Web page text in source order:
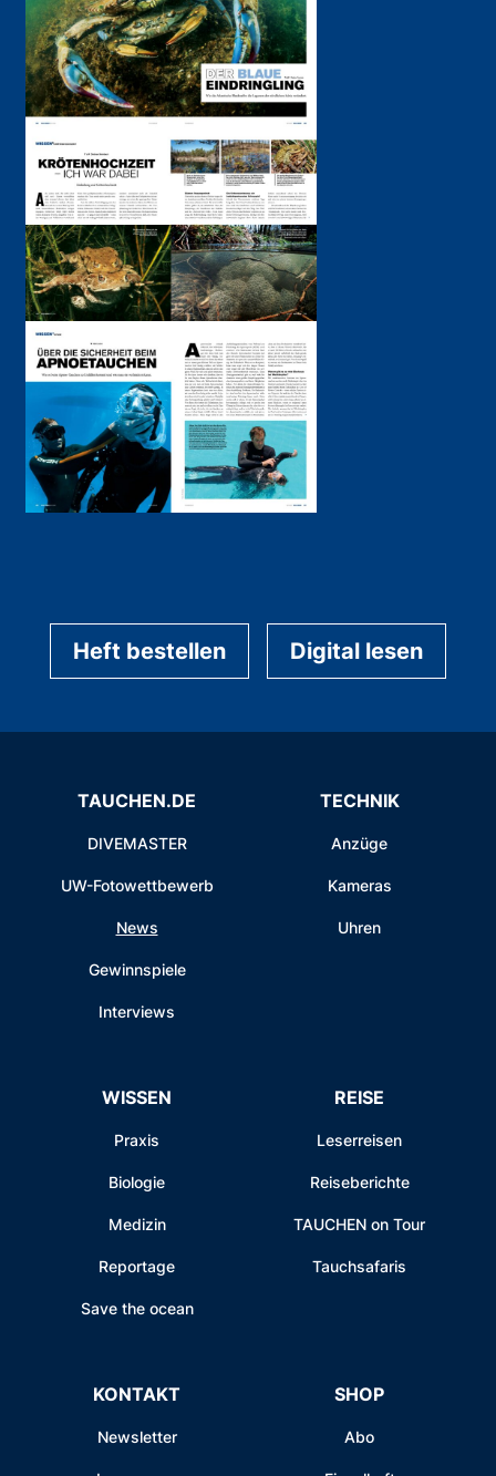
Heft bestellen Digital lesen
TAUCHEN.DE
DIVEMASTER
UW-Fotowettbewerb
News
Gewinnspiele
Interviews
TECHNIK
Anzüge
Kameras
Uhren
WISSEN
Praxis
Biologie
Medizin
Reportage
Save the ocean
REISE
Leserreisen
Reiseberichte
TAUCHEN on Tour
Tauchsafaris
KONTAKT
Newsletter
SHOP
Abo